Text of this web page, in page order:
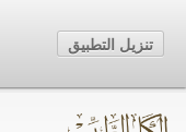
تنزيل التطبيق